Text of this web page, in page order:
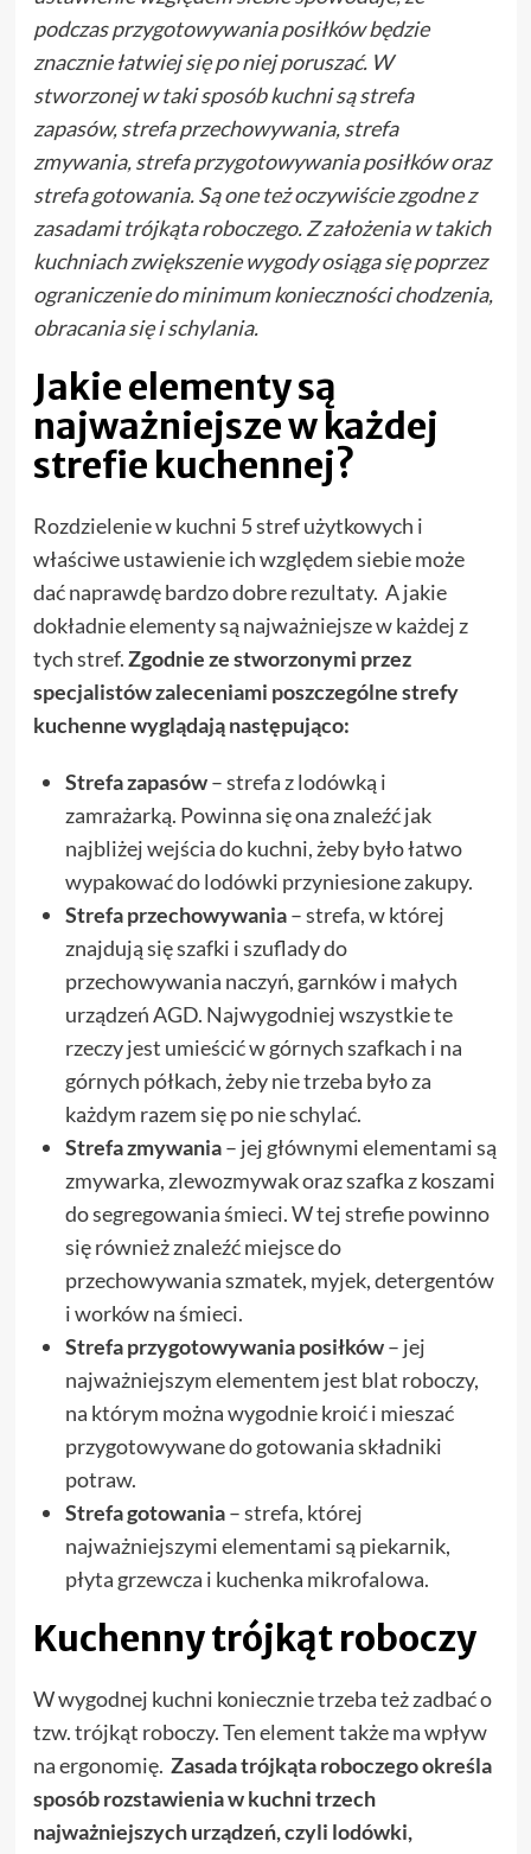
podczas przygotowywania posiłków będzie
znacznie łatwiej się po niej poruszać. W
stworzonej w taki sposób kuchni są strefa
zapasów, strefa przechowywania, strefa
zmywania, strefa przygotowywania posiłków oraz
strefa gotowania. Są one też oczywiście zgodne z
zasadami trójkąta roboczego. Z założenia w takich
kuchniach zwiększenie wygody osiąga się poprzez
ograniczenie do minimum konieczności chodzenia,
obracania się i schylania.
Jakie elementy są
najważniejsze w każdej
strefie kuchennej?
Rozdzielenie w kuchni 5 stref użytkowych i
właściwe ustawienie ich względem siebie może
dać naprawdę bardzo dobre rezultaty. A jakie
dokładnie elementy są najważniejsze w każdej z
tych stref.Zgodnie ze stworzonymi przez
specjalistów zaleceniami poszczególne strefy
kuchenne wyglądają następująco:
Strefa zapasów– strefa z lodówką i
zamrażarką. Powinna się ona znaleźć jak
najbliżej wejścia do kuchni, żeby było łatwo
wypakować do lodówki przyniesione zakupy.
Strefa przechowywania– strefa, w której
znajdują się szafki i szuflady do
przechowywania naczyń, garnków i małych
urządzeń AGD. Najwygodniej wszystkie te
rzeczy jest umieścić w górnych szafkach i na
górnych półkach, żeby nie trzeba było za
każdym razem się po nie schylać.
Strefa zmywania– jej głównymi elementami są
zmywarka, zlewozmywak oraz szafka z koszami
do segregowania śmieci. W tej strefie powinno
się również znaleźć miejsce do
przechowywania szmatek, myjek, detergentów
i worków na śmieci.
Strefa przygotowywania posiłków– jej
najważniejszym elementem jest blat roboczy,
na którym można wygodnie kroić i mieszać
przygotowywane do gotowania składniki
potraw.
Strefa gotowania– strefa, której
najważniejszymi elementami są piekarnik,
płyta grzewcza i kuchenka mikrofalowa.
Kuchenny trójkąt roboczy
W wygodnej kuchni koniecznie trzeba też zadbać o
tzw. trójkąt roboczy. Ten element także ma wpływ
na ergonomię. Zasada trójkąta roboczego określa
sposób rozstawienia w kuchni trzech
najważniejszych urządzeń, czyli lodówki,